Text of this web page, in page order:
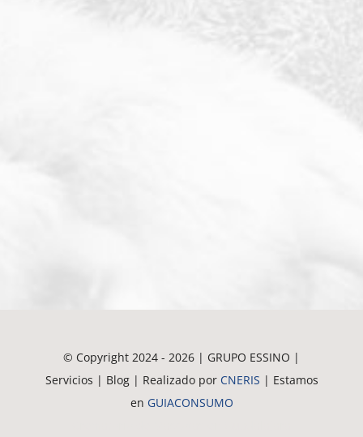
© Copyright 2024 - 2026 | GRUPO ESSINO |
Servicios | Blog | Realizado por CNERIS | Estamos
en GUIACONSUMO